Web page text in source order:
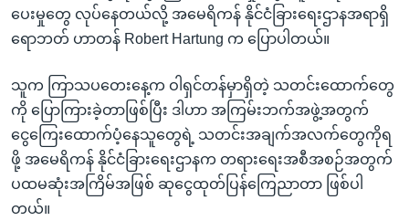
ပေးမှုတွေ လုပ်နေတယ်လို့ အမေရိကန် နိုင်ငံခြားရေးဌာနအရာရှိ
ရောဘတ် ဟာတန် Robert Hartung က ပြောပါတယ်။
သူက ကြာသပတေးနေ့က ဝါရှင်တန်မှာရှိတဲ့ သတင်းထောက်တွေ
ကို ပြောကြားခဲ့တာဖြစ်ပြီး ဒါဟာ အကြမ်းဘက်အဖွဲ့အတွက်
ငွေကြေးထောက်ပံ့နေသူတွေရဲ့ သတင်းအချက်အလက်တွေကိုရ
ဖို့ အမေရိကန် နိုင်ငံခြားရေးဌာနက တရားရေးအစီအစဉ်အတွက်
ပထမဆုံးအကြိမ်အဖြစ် ဆုငွေထုတ်ပြန်ကြေညာတာ ဖြစ်ပါ
တယ်။